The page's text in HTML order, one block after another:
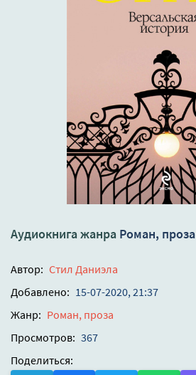
Аудиокнига жанра Роман, проза
Автор: Стил Даниэла
Добавлено: 15-07-2020, 21:37
Жанр: Роман, проза
Просмотров: 367
Поделиться: